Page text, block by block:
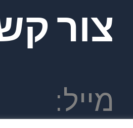
צור
מייל: